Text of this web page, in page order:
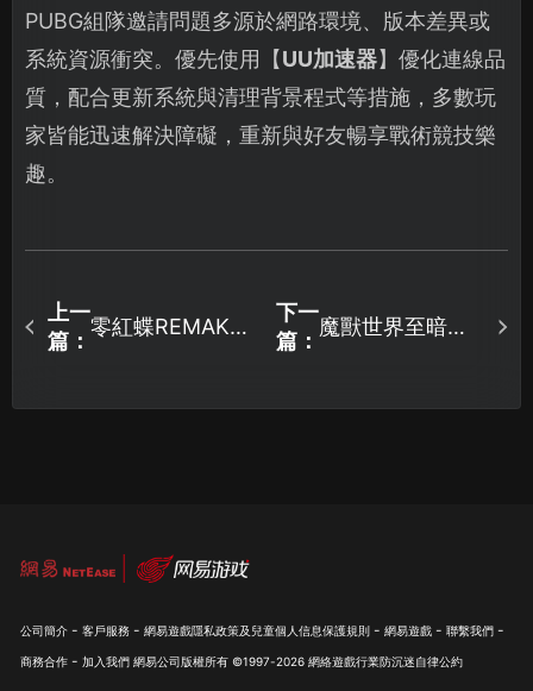
PUBG組隊邀請問題多源於網路環境、版本差異或
系統資源衝突。優先使用【UU加速器】優化連線品
質，配合更新系統與清理背景程式等措施，多數玩
家皆能迅速解決障礙，重新與好友暢享戰術競技樂
趣。
上一
篇：
零紅蝶REMAKE
教學！
下一
篇：
魔獸世界至暗之
啟！未來幾周日
公司簡介 - 客戶服務 - 網易遊戲隱私政策及兒童個人信息保護規則 - 網易遊戲 - 聯繫我們 -
商務合作 - 加入我們 網易公司版權所有 ©1997-2026 網絡遊戲行業防沉迷自律公約